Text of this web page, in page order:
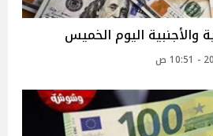
والأجنبية اليوم الخميس